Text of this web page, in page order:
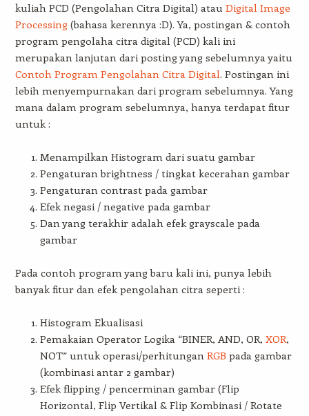
kuliah PCD (Pengolahan Citra Digital) atau Digital Image
Processing(bahasa kerennya :D). Ya, postingan & contoh
program pengolaha citra digital (PCD) kali ini
merupakan lanjutan dari posting yang sebelumnya yaitu
Contoh Program Pengolahan Citra Digital. Postingan ini
lebih menyempurnakan dari program sebelumnya. Yang
mana dalam program sebelumnya, hanya terdapat fitur
untuk :
Menampilkan Histogram dari suatu gambar
Pengaturan brightness / tingkat kecerahan gambar
Pengaturan contrast pada gambar
Efek negasi / negative pada gambar
Dan yang terakhir adalah efek grayscale pada
gambar
Pada contoh program yang baru kali ini, punya lebih
banyak fitur dan efek pengolahan citra seperti :
Histogram Ekualisasi
Pemakaian Operator Logika “BINER, AND, OR, XOR,
NOT” untuk operasi/perhitungan RGB pada gambar
(kombinasi antar 2 gambar)
Efek flipping / pencerminan gambar (Flip
Horizontal, Flip Vertikal & Flip Kombinasi / Rotate